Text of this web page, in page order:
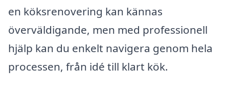
en köksrenovering kan kännas
överväldigande, men med professionell
hjälp kan du enkelt navigera genom hela
processen, från idé till klart kök.